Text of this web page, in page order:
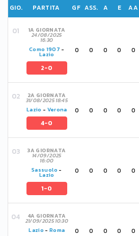
GIO. PARTITA GF ASS. A E AA
1A GIORNATA
24/08/2025
16:30
Como 1907 -
Lazio
2-0
0 0 0 0 0
2A GIORNATA
31/08/2025 18:45
Lazio - Verona
4-0
0 0 0 0 0
3A GIORNATA
14/09/2025
16:00
Sassuolo -
Lazio
1-0
0 0 0 0 0
4A GIORNATA
21/09/2025 10:30
Lazio -Roma 0 0 0 0 0